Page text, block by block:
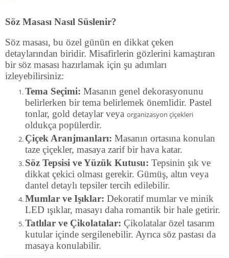
Söz Masası Nasıl Süslenir?
Söz masası, bu özel günün en dikkat çeken
detaylarından biridir. Misafirlerin gözlerini kamaştıran
bir söz masası hazırlamak için şu adımları
izleyebilirsiniz:
Tema Seçimi: Masanın genel dekorasyonunu
belirlerken bir tema belirlemek önemlidir. Pastel
tonlar, gold detaylar veya organizasyon çiçekleri
oldukça popülerdir.
Çiçek Aranjmanları: Masanın ortasına konulan
taze çiçekler, masaya zarif bir hava katar.
Söz Tepsisi ve Yüzük Kutusu: Tepsinin şık ve
dikkat çekici olması gerekir. Gümüş, altın veya
dantel detaylı tepsiler tercih edilebilir.
Mumlar ve Işıklar: Dekoratif mumlar ve minik
LED ışıklar, masayı daha romantik bir hale getirir.
Tatlılar ve Çikolatalar: Çikolatalar özel tasarım
kutular içinde sergilenebilir. Ayrıca söz pastası da
masaya konulabilir.